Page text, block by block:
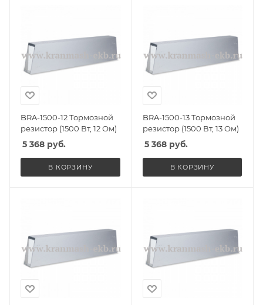
BRA-1500-12 Тормозной
резистор (1500 Вт, 12 Ом)
5 368 руб.
В КОРЗИНУ
BRA-1500-13 Тормозной
резистор (1500 Вт, 13 Ом)
5 368руб.
В КОРЗИНУ